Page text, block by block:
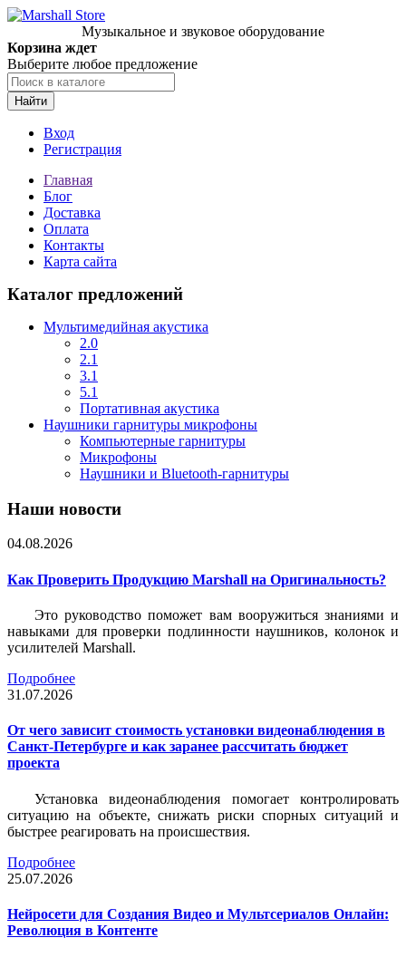
Музыкальное и звуковое оборудование
Корзина ждет
Выберите любое предложение
Найти
Вход
Регистрация
Главная
Блог
Доставка
Оплата
Контакты
Карта сайта
Каталог предложений
Мультимедийная акустика
2.0
2.1
3.1
5.1
Портативная акустика
Наушники гарнитуры микрофоны
Компьютерные гарнитуры
Микрофоны
Наушники и Bluetooth-гарнитуры
Наши новости
04.08.2026
Как Проверить Продукцию Marshall на Оригинальность?
Это руководство поможет вам вооружиться знаниями и
навыками для проверки подлинности наушников, колонок и
усилителей Marshall.
Подробнее
31.07.2026
От чего зависит стоимость установки видеонаблюдения в
Санкт-Петербурге и как заранее рассчитать бюджет
проекта
Установка видеонаблюдения помогает контролировать
ситуацию на объекте, снижать риски спорных ситуаций и
быстрее реагировать на происшествия.
Подробнее
25.07.2026
Нейросети для Создания Видео и Мультсериалов Онлайн:
Революция в Контенте